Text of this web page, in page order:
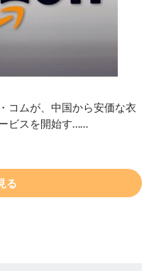
コムが、中国から安価な衣
ビスを開始す……
る